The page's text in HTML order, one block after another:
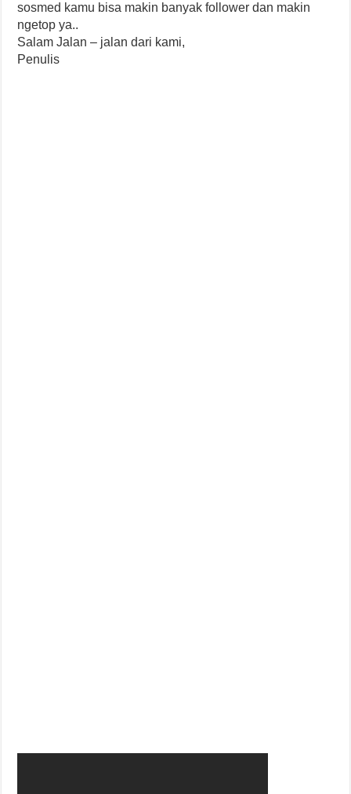
sosmed kamu bisa makin banyak follower dan makin
ngetop ya..
Salam Jalan – jalan dari kami,
Penulis